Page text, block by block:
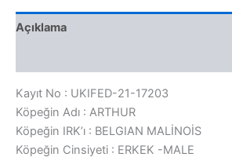
Açıklama
Kayıt No : UKIFED-21-17203
Köpeğin Adı : ARTHUR
Köpeğin IRK’ı : BELGIAN MALİNOİS
Köpeğin Cinsiyeti : ERKEK -MALE